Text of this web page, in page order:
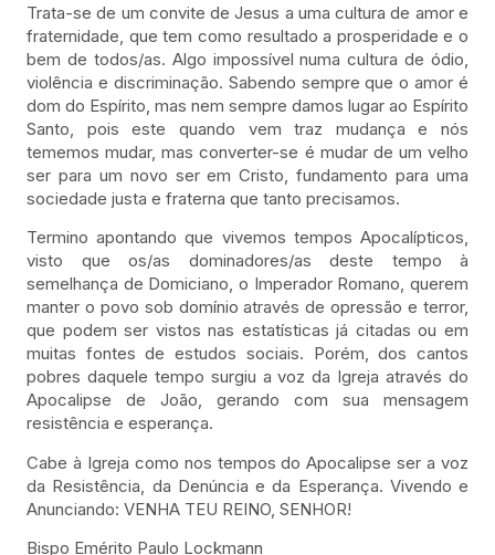
Trata-se de um convite de Jesus a uma cultura de amor e
fraternidade, que tem como resultado a prosperidade e o
bem de todos/as. Algo impossível numa cultura de ódio,
violência e discriminação. Sabendo sempre que o amor é
dom do Espírito, mas nem sempre damos lugar ao Espírito
Santo, pois este quando vem traz mudança e nós
tememos mudar, mas converter-se é mudar de um velho
ser para um novo ser em Cristo, fundamento para uma
sociedade justa e fraterna que tanto precisamos.
Termino apontando que vivemos tempos Apocalípticos,
visto que os/as dominadores/as deste tempo à
semelhança de Domiciano, o Imperador Romano, querem
manter o povo sob domínio através de opressão e terror,
que podem ser vistos nas estatísticas já citadas ou em
muitas fontes de estudos sociais. Porém, dos cantos
pobres daquele tempo surgiu a voz da Igreja através do
Apocalipse de João, gerando com sua mensagem
resistência e esperança.
Cabe à Igreja como nos tempos do Apocalipse ser a voz
da Resistência, da Denúncia e da Esperança. Vivendo e
Anunciando: VENHA TEU REINO, SENHOR!
Bispo Emérito Paulo Lockmann